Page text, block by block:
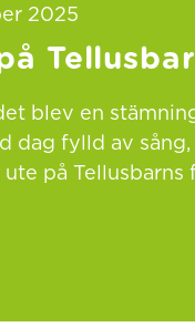
2025
blev en
dag fylld av
på Tellusbarns